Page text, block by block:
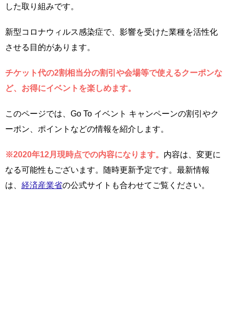
した取り組みです。
新型コロナウィルス感染症で、影響を受けた業種を活性化
させる目的があります。
チケット代の2割相当分の割引や会場等で使えるクーポンな
ど、お得にイベントを楽しめます。
このページでは、Go To イベント キャンペーンの割引やク
ーポン、ポイントなどの情報を紹介します。
※2020年12月現時点での内容になります。 内容は、変更に
なる可能性もございます。随時更新予定です。最新情報
は、 経済産業省の公式サイトも合わせてご覧ください。